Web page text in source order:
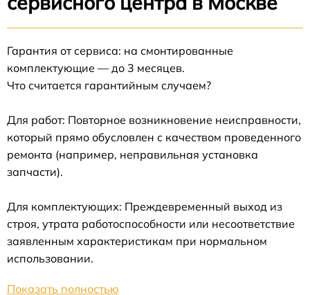
Гарантия от сервиса: на смонтированные
комплектующие — до 3 месяцев.
Что считается гарантийным случаем?
Для работ: Повторное возникновение неисправности,
который прямо обусловлен с качеством проведенного
ремонта (например, неправильная установка
запчасти).
Для комплектующих: Преждевременный выход из
строя, утрата работоспособности или несоответствие
заявленным характеристикам при нормальном
использовании.
Показать полностью